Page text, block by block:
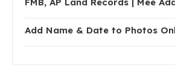
FMB, AP Land Records | Mee
Add Name & Date to Photos